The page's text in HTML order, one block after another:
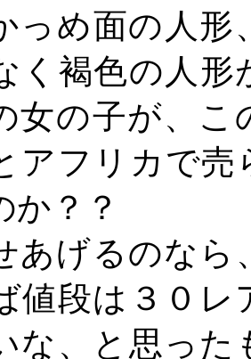
っめ面の人
く褐色の人
女の子が、こ
アフリカで売
か？？
げるのなら
値段は３０
な、と思った